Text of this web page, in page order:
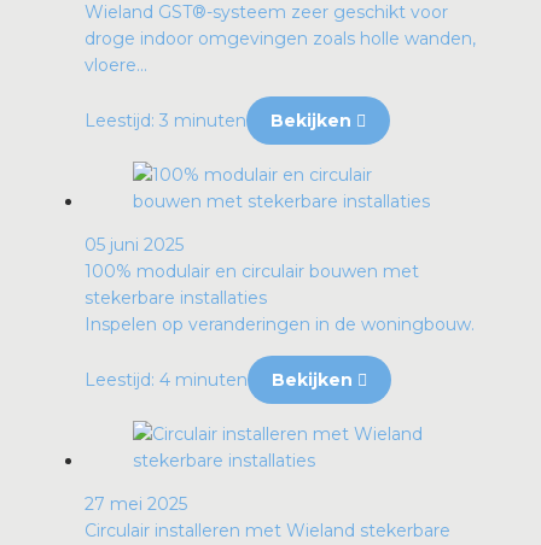
Wieland GST®-systeem zeer geschikt voor
droge indoor omgevingen zoals holle wanden,
vloere...
Leestijd: 3 minuten Bekijken
05 juni 2025
100% modulair en circulair bouwen met
stekerbare installaties
Inspelen op veranderingen in de woningbouw.
Leestijd: 4 minuten Bekijken
27 mei 2025
Circulair installeren met Wieland stekerbare